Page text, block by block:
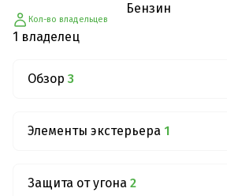
Кол-во владельцев
1 владелец
Бензин
Обзор 3
Элементы экстерьера 1
Защита от угона 2